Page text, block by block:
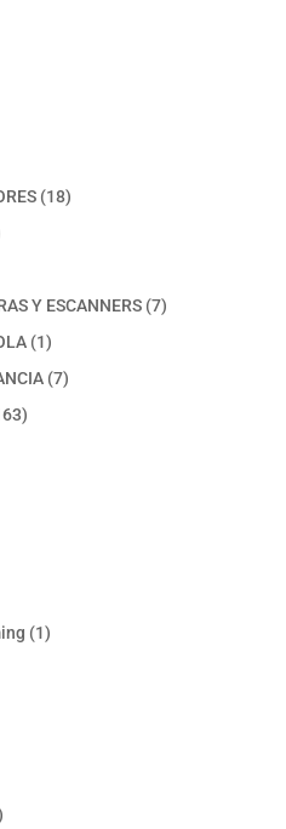
1818
Y ESCANNERS 77
11
producto
77
163
11